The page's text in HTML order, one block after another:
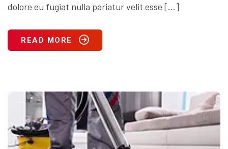
dolore eu fugiat nulla pariatur velit esse […]
READ MORE